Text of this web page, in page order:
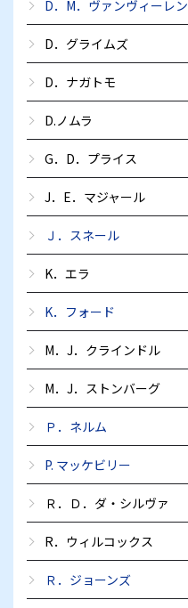
D．M．ヴァンヴィーレン
D．グライムズ
D．ナガトモ
D.ノムラ
G．D．プライス
J．E．マジャール
Ｊ．スネール
K．エラ
K．フォード
M．J．クラインドル
M．J．ストンバーグ
Ｐ．ネルム
P. マッケビリー
Ｒ．Ｄ．ダ・シルヴァ
R．ウィルコックス
Ｒ．ジョーンズ